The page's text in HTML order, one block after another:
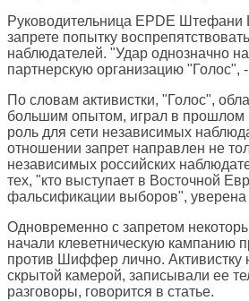
Руководительница EPDE
запрете попытку
наблюдателей. "Удар однозначно
партнерскую организацию
По словам активистки, "Голос",
большим опытом, играл в прошлом
роль для сети независимых
отношении запрет направлен не
независимых российских
тех, "кто выступает в Восточной
фальсификации выборов",
Одновременно с запретом
начали клеветническую кампанию
против Шиффер лично. Активистку
скрытой камерой, записывали ее
разговоры, говорится в статье.